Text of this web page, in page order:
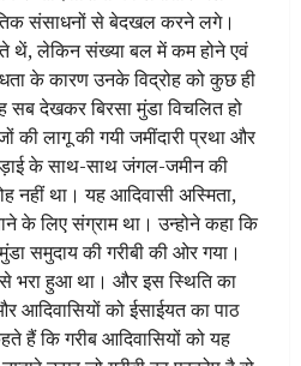
संसाधनों से बेदखल करने लगे।
थें, लेकिन संख्या बल में कम होने एवं
के कारण उनके विद्रोह को कुछ ही
सब देखकर बिरसा मुंडा विचलित हो
लागू की गयी जमींदारी प्रथा और
के साथ-साथ जंगल-जमीन की
नहीं था। यह आदिवासी अस्मिता,
के लिए संग्राम था। उन्होने कहा कि
समुदाय की गरीबी की ओर गया।
से भरा हुआ था। और इस स्थिति का
आदिवासियों को ईसाईयत का पाठ
हैं कि गरीब आदिवासियों को यह